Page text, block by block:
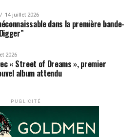
14 juillet 2026
dans la première bande-
2026
« Street of Dreams », premier
album attendu
PUBLICITÉ